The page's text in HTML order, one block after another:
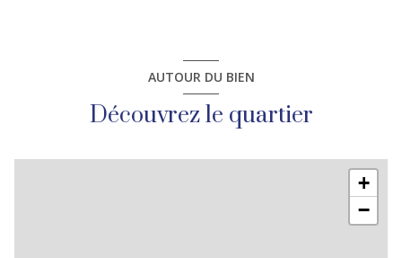
piscinable
AUTOUR DU BIEN
Découvrez le quartier
+
−